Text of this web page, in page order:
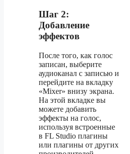
Шаг 2:
Добавление
эффектов
После того, как голос
записан, выберите
аудиоканал с записью и
перейдите на вкладку
«Mixer» внизу экрана.
На этой вкладке вы
можете добавить
эффекты на голос,
используя встроенные
в FL Studio плагины
или плагины от других